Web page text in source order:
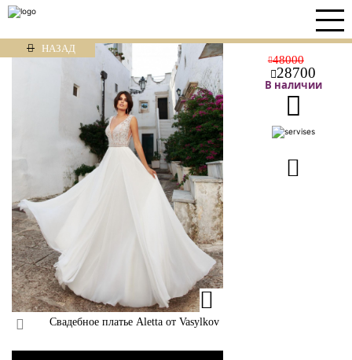
НАЗАД
48000
28700
В наличии
Свадебное платье Aletta от Vasylkov